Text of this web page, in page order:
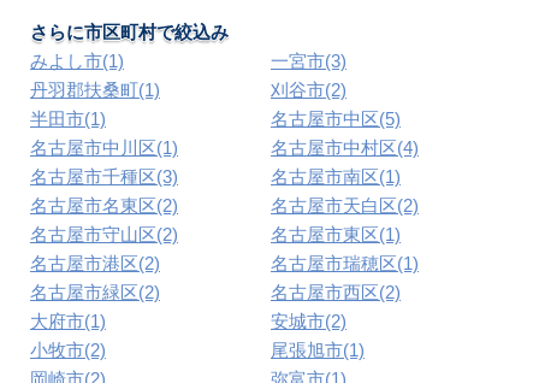
さらに市区町村で絞込み
みよし市(1)
一宮市(3)
丹羽郡扶桑町(1)
刈谷市(2)
半田市(1)
名古屋市中区(5)
名古屋市中川区(1)
名古屋市中村区(4)
名古屋市千種区(3)
名古屋市南区(1)
名古屋市名東区(2)
名古屋市天白区(2)
名古屋市守山区(2)
名古屋市東区(1)
名古屋市港区(2)
名古屋市瑞穂区(1)
名古屋市緑区(2)
名古屋市西区(2)
大府市(1)
安城市(2)
小牧市(2)
尾張旭市(1)